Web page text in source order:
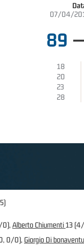
07/04/
89
18
20
23
28
Alberto Chiumenti13
0/0), Giorgio Di